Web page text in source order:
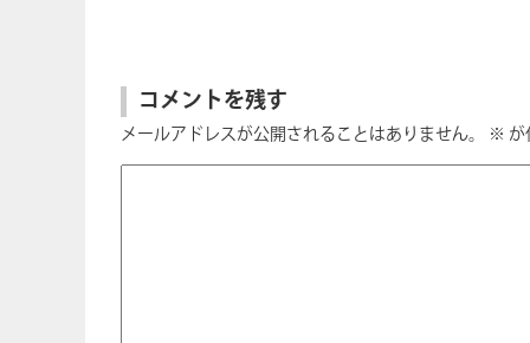
コメントを残す
メールアドレスが公開されることはありません。 ※